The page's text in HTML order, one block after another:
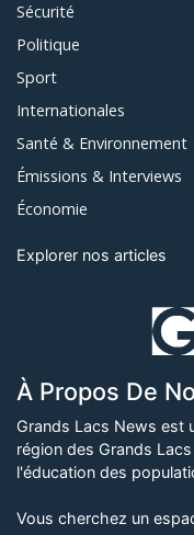
Sécurité
Politique
Sport
Internationales
Santé & Environnement
Émissions & Interviews
Économie
Explorer nos articles
À Propos De
Grands Lacs News est
région des Grands
l'éducation des
Vous cherchez un